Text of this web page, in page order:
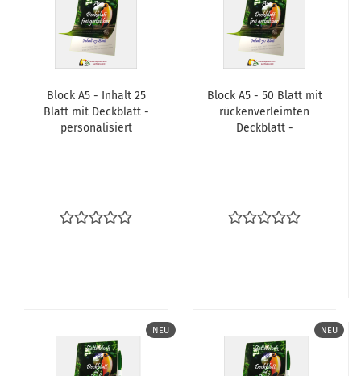
Block A5 - In­halt 25
Blatt mit Deck­blatt -​
per­so­na­li­siert
Block A5 - 50 Blatt mit
rü­cken­ver­leim­ten
Deck­blatt -
NEU NEU